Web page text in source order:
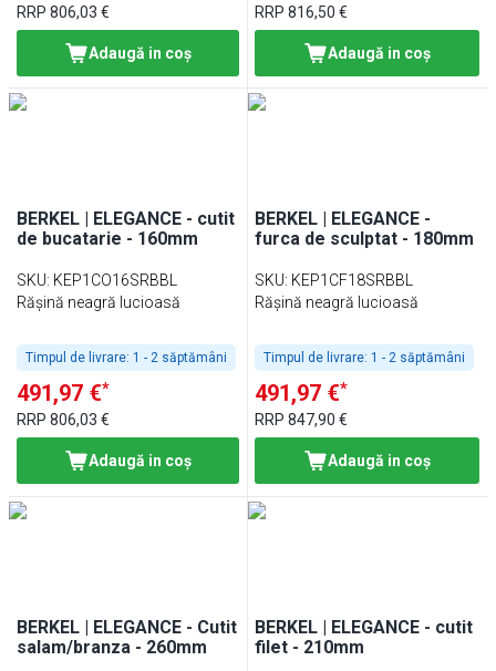
RRP 806,03 €
Adaugă in coş
RRP816,50 €
Adaugă in coş
BERKEL | ELEGANCE - cutit
de bucatarie - 160mm
SKU: KEP1CO16SRBBL
Rășină neagră lucioasă
Timpul de livrare: 1 - 2 săptămâni
491,97 €*
RRP 806,03 €
Adaugă in coş
BERKEL | ELEGANCE -
furca de sculptat - 180mm
SKU: KEP1CF18SRBBL
Rășină neagră lucioasă
Timpul de livrare: 1 - 2 săptămâni
491,97 €*
RRP847,90 €
Adaugă in coş
BERKEL | ELEGANCE - Cutit
salam/branza - 260mm
BERKEL | ELEGANCE - cutit
filet - 210mm